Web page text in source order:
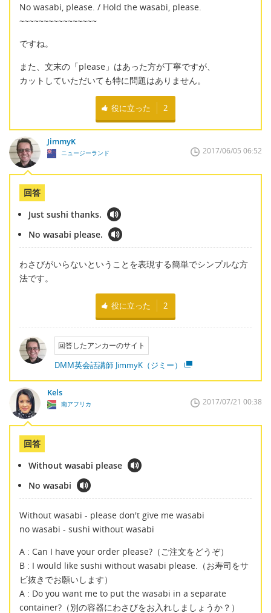
No wasabi, please. / Hold the wasabi, please.
~~~~~~~~~~~~~~~~
ですね。
また、文末の「please」はあった方が丁寧ですが、
カットしていただいても特に問題はありません。
役に立った 2
JimmyK
ニュージーランド 2017/06/05 06:52
回答
Just sushi thanks.
No wasabi please.
わさびがいらないということを表現する簡単でシンプルな方
法です。
役に立った 2
回答したアンカーのサイト
DMM英会話講師 JimmyK（ジミー）
Kels
南アフリカ 2017/07/21 00:38
回答
Without wasabi please
No wasabi
Without wasabi - please don't give me wasabi
no wasabi - sushi without wasabi
A : Can I have your order please?（ご注文をどうぞ）
B : I would like sushi without wasabi please.（お寿司をサ
ビ抜きでお願いします）
A : Do you want me to put the wasabi in a separate
container?（別の容器にわさびをお入れしましょうか？）